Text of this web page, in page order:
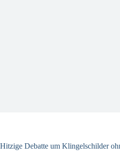
Hitzige Debatte um Klingelschilder